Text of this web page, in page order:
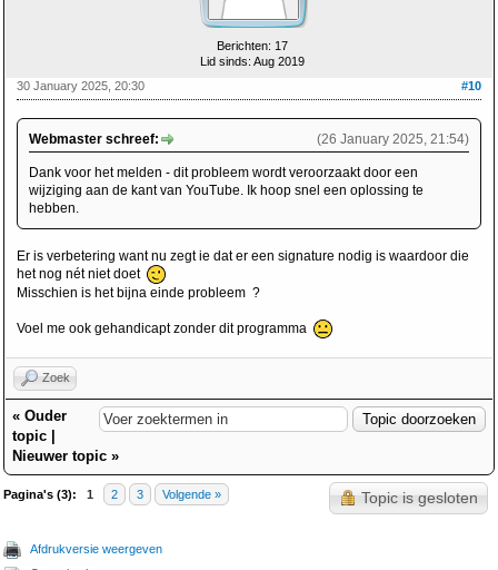
Berichten: 17
Lid sinds: Aug 2019
#10
30 January 2025, 20:30
(26 January 2025, 21:54)
Webmaster schreef:
Dank voor het melden - dit probleem wordt veroorzaakt door een
wijziging aan de kant van YouTube. Ik hoop snel een oplossing te
hebben.
Er is verbetering want nu zegt ie dat er een signature nodig is waardoor die
het nog nét niet doet
Misschien is het bijna einde probleem ?
Voel me ook gehandicapt zonder dit programma
Zoek
« Ouder
topic
Nieuwer topic »
Pagina's (3): 1 2 3 Volgende » Topic is gesloten
Afdrukversie weergeven